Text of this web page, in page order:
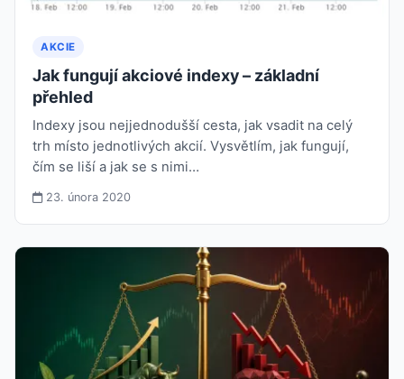
AKCIE
Jak fungují akciové indexy – základní
přehled
Indexy jsou nejjednodušší cesta, jak vsadit na celý
trh místo jednotlivých akcií. Vysvětlím, jak fungují,
čím se liší a jak se s nimi…
23. února 2020